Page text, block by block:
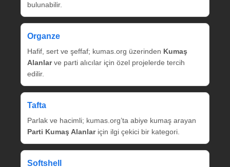
bulunabilir.
Organze
Hafif, sert ve şeffaf; kumas.org üzerinden Kumaş
Alanlarve parti alıcılar için özel projelerde tercih
edilir.
Tafta
Parlak ve hacimli; kumas.org’ta abiye kumaş arayan
Parti Kumaş Alanlariçin ilgi çekici bir kategori.
Softshell